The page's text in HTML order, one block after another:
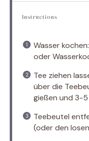
Instructions
Wasser
oder
Tee ziehen
über die
gießen und 3-5
Teebeutel
(oder den